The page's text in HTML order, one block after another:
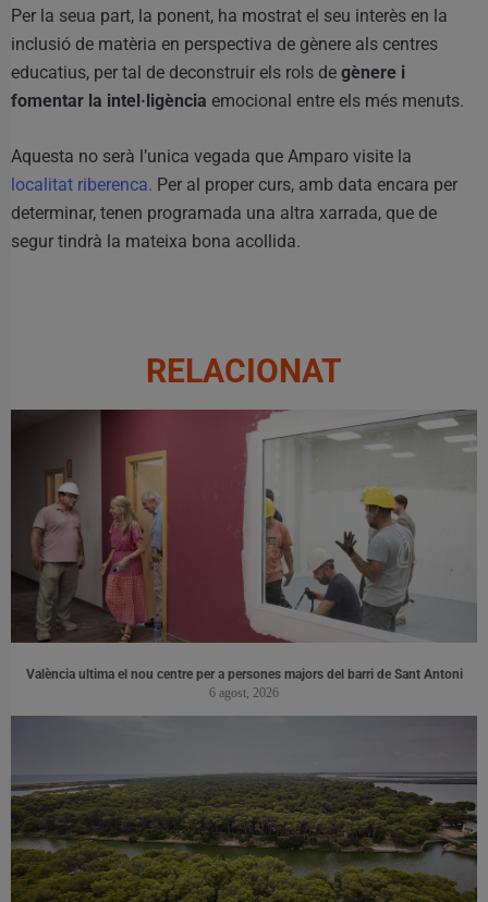
Per la seua part, la ponent, ha mostrat el seu interès en la
inclusió de matèria en perspectiva de gènere als centres
educatius, per tal de deconstruir els rols de gènere i
fomentar la intel·ligència emocional entre els més menuts.
Aquesta no serà l’unica vegada que Amparo visite la
localitat riberenca. Per al proper curs, amb data encara per
determinar, tenen programada una altra xarrada, que de
segur tindrà la mateixa bona acollida.
RELACIONAT
València ultima el nou centre per a persones majors del barri de Sant Antoni
6 agost, 2026